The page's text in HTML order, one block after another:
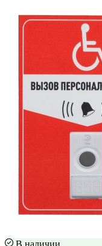
В наличии